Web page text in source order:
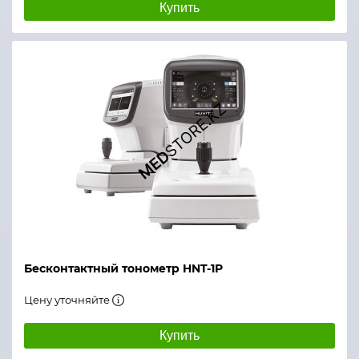
Купить
Бесконтактный тонометр HNT-1Р
Цену уточняйте
Купить